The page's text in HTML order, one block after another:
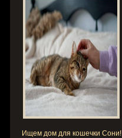
Ищем дом для кошечки Сони!